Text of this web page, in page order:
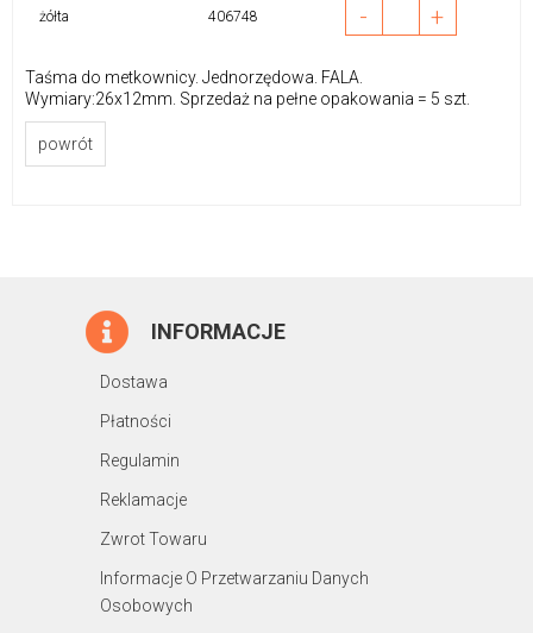
żółta 406748 - +
Taśma do metkownicy. Jednorzędowa. FALA.
Wymiary:26x12mm. Sprzedaż na pełne opakowania = 5 szt.
powrót
INFORMACJE
Dostawa
Płatności
Regulamin
Reklamacje
Zwrot Towaru
Informacje O Przetwarzaniu Danych
Osobowych